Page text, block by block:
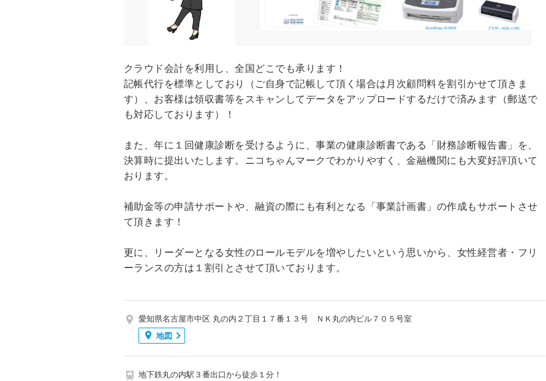
クラウド会計を利用し、全国どこでも承ります！
記帳代行を標準としており（ご自身で記帳して頂く場合は月次顧問料を割引かせて頂きま
す）、お客様は領収書等をスキャンしてデータをアップロードするだけで済みます（郵送で
も対応しております）！
また、年に１回健康診断を受けるように、事業の健康診断書である「財務診断報告書」を、
決算時に提出いたします。ニコちゃんマークでわかりやすく、金融機関にも大変好評頂いて
おります。
補助金等の申請サポートや、融資の際にも有利となる「事業計画書」の作成もサポートさせ
て頂きます！
更に、リーダーとなる女性のロールモデルを増やしたいという思いから、女性経営者・フリ
ーランスの方は１割引とさせて頂いております。
愛知県名古屋市中区 丸の内２丁目１７番１３号 ＮＫ丸の内ビル７０５号室
地図
地下鉄丸の内駅３番出口から徒歩１分！